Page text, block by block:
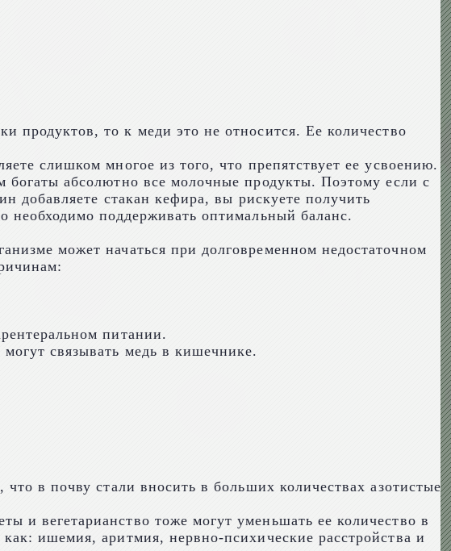
продуктов, то к меди это не относится. Ее количество
слишком многое из того, что препятствует ее усвоению.
богаты абсолютно все молочные продукты. Поэтому если с
добавляете стакан кефира, вы рискуете получить
необходимо поддерживать оптимальный баланс.
может начаться при долговременном недостаточном
питании.
связывать медь в кишечнике.
в почву стали вносить в больших количествах азотистые
и вегетарианство тоже могут уменьшать ее количество в
ишемия, аритмия, нервно-психические расстройства и